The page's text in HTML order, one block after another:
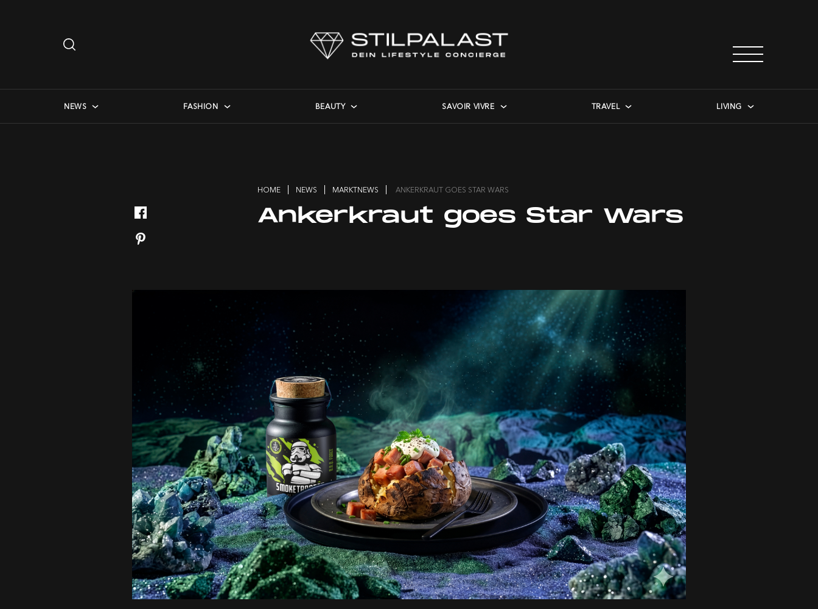
…
NEWS FASHION BEAUTY SAVOIR VIVRE TRAVEL LIVING
HOME NEWS MARKTNEWS ANKERKRAUT GOES STAR WARS
Ankerkraut goes Star Wars